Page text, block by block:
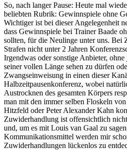
So, nach langer Pause: Heute mal
beliebten Rubrik: Gewinnspiele ohne
Wichtiger ist bei dieser Angelegenheit
dass Gewinnspiele bei Trainer Baade
sollten, für die Neulinge unter uns. Bei
Strafen nicht unter 2 Jahren
Irgendwas oder sonstige Anbieter,
seiner vollen Länge sehen zu dürfen
Zwangseinweisung in einen dieser
Halbzeitpausenkonferenz, wobei
Austrocknen des gesamten Körpers
man mit den immer selben Floskeln
Hitzfeld oder Peter Alexander Kahn
Zuwiderhandlung ist offensichtlich
und, um es mit Louis van Gaal zu
Kommunikationsmittel werden mir
Zuwiderhandlungen lückenlos zu